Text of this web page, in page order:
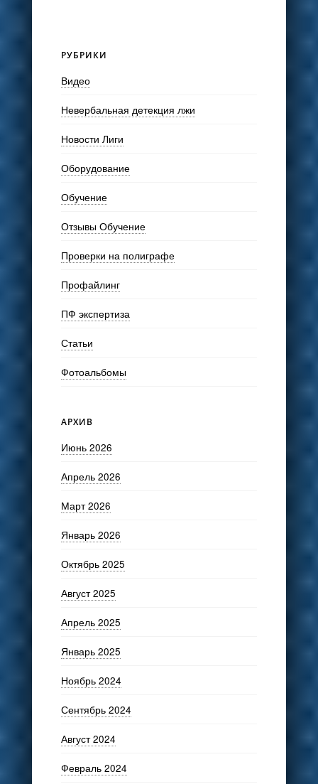
РУБРИКИ
Видео
Невербальная детекция лжи
Новости Лиги
Оборудование
Обучение
Отзывы Обучение
Проверки на полиграфе
Профайлинг
ПФ экспертиза
Статьи
Фотоальбомы
АРХИВ
Июнь 2026
Апрель 2026
Март 2026
Январь 2026
Октябрь 2025
Август 2025
Апрель 2025
Январь 2025
Ноябрь 2024
Сентябрь 2024
Август 2024
Февраль 2024